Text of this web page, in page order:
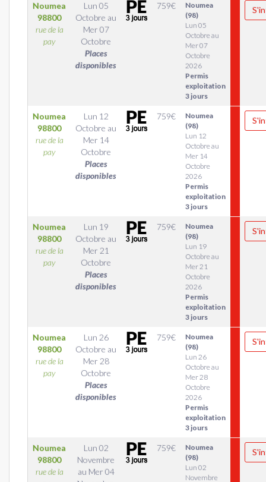
Noumea
98800
rue de la
pay
Lun 05
Octobre au
Mer 07
Octobre
Places
disponibles
759€
Noumea
(98)
Lun 05
Octobre au
Mer 07
Octobre
2026
Permis
exploitation
3 jours
Noumea
98800
rue de la
pay
Lun 12
Octobre au
Mer 14
Octobre
Places
disponibles
759€
Noumea
(98)
Lun 12
Octobre au
Mer 14
Octobre
2026
Permis
exploitation
3 jours
Noumea
98800
rue de la
pay
Lun 19
Octobre au
Mer 21
Octobre
Places
disponibles
759€
Noumea
(98)
Lun 19
Octobre au
Mer 21
Octobre
2026
Permis
exploitation
3 jours
Noumea
98800
rue de la
pay
Lun 26
Octobre au
Mer 28
Octobre
Places
disponibles
759€
Noumea
(98)
Lun 26
Octobre au
Mer 28
Octobre
2026
Permis
exploitation
3 jours
Noumea
98800
rue de la
Lun 02
Novembre
au Mer 04
759€
Noumea
(98)
Lun 02
Novembre